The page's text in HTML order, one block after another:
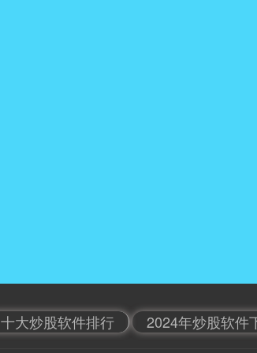
十大炒股软件排行 2024年炒股软件